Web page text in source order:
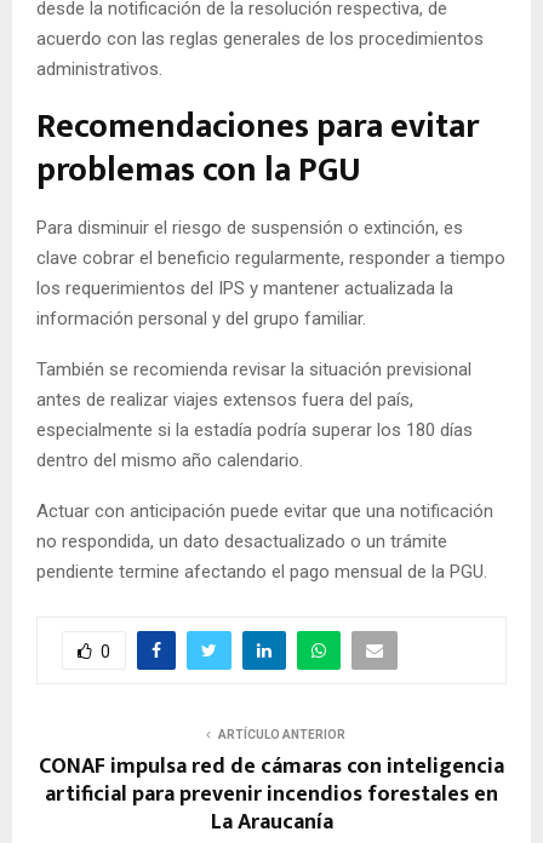
desde la notificación de la resolución respectiva, de
acuerdo con las reglas generales de los procedimientos
administrativos.
Recomendaciones para evitar
problemas con la PGU
Para disminuir el riesgo de suspensión o extinción, es
clave cobrar el beneficio regularmente, responder a tiempo
los requerimientos del IPS y mantener actualizada la
información personal y del grupo familiar.
También se recomienda revisar la situación previsional
antes de realizar viajes extensos fuera del país,
especialmente si la estadía podría superar los 180 días
dentro del mismo año calendario.
Actuar con anticipación puede evitar que una notificación
no respondida, un dato desactualizado o un trámite
pendiente termine afectando el pago mensual de la PGU.
0
ARTÍCULO ANTERIOR
CONAF impulsa red de cámaras con inteligencia
artificial para prevenir incendios forestales en
La Araucanía